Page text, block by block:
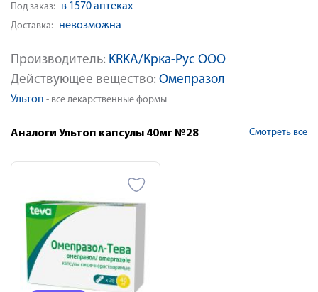
Производитель: KRKA/Крка-Рус ООО
Действующее вещество: Омепразол
Ультоп - все лекарственные формы
Под заказ: в 1570 аптеках
Доставка: невозможна
Аналоги Ультоп капсулы 40мг №28 Смотреть все